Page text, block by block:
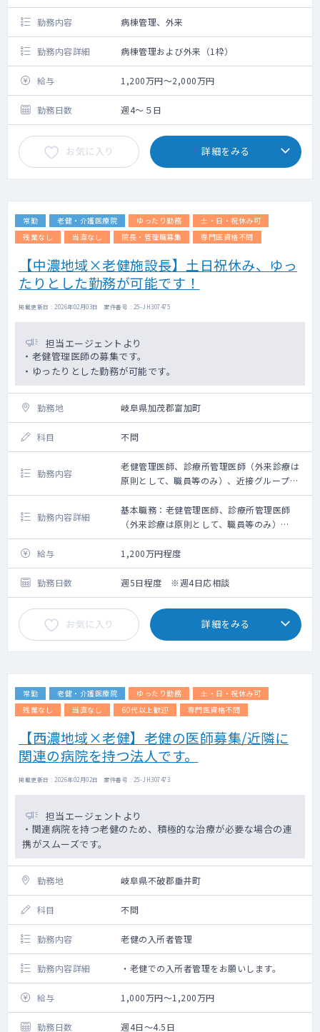
勤務内容 病棟管理、外来
勤務内容詳細 病棟管理および外来（1枠）
給与 1,200万円～2,000万円
勤務日数 週4～５日
お気に入り 詳細をみる
常勤 老健・介護医療院 ゆったり勤務
土・日・祝休み可
残業なし
当直なし 院長・管理職募集 専門医資格不問
【中濃地域×老健施設長】土日祝休み、ゆっ
たりとした勤務が可能です！
掲載更新日 : 2026年02月03日 案件番号 : 25-JH307475
担当エージェントより
・老健管理医師の募集です。
・ゆったりとした勤務が可能です。
勤務地 岐阜県加茂郡富加町
科目 不問
勤務内容
老健管理医師、診療所管理医師（外来診療は
原則として、職員等のみ）、近接グループホ
ーム入居者の主治医
勤務内容詳細
基本職務：老健管理医師、診療所管理医師
（外来診療は原則として、職員等のみ）
近接グループホーム入居者の主治医
（老健100床、デイケア40名定員、グループ
ホーム9名定員）
給与 1,200万円程度
勤務日数 週5日程度 ※週4日応相談
お気に入り 詳細をみる
常勤 老健・介護医療院 ゆったり勤務
土・日・祝休み可
残業なし
当直なし 60代以上歓迎 専門医資格不問
【西濃地域×老健】老健の医師募集/近隣に
関連の病院を持つ法人です。
掲載更新日 : 2026年02月02日 案件番号 : 25-JH307473
担当エージェントより
・関連病院を持つ老健のため、積極的な治療が必要な場合の連
携がスムーズです。
勤務地 岐阜県不破郡垂井町
科目 不問
勤務内容 老健の入所者管理
勤務内容詳細 ・老健での入所者管理をお願いします。
給与 1,000万円～1,200万円
勤務日数 週4日～4.5日